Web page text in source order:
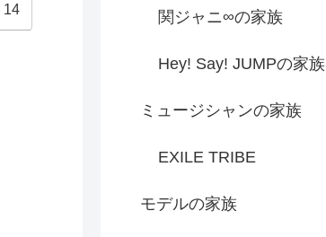
14 関ジャニ∞の家族
Hey! Say! JUMPの家族
ミュージシャンの家族
EXILE TRIBE
モデルの家族